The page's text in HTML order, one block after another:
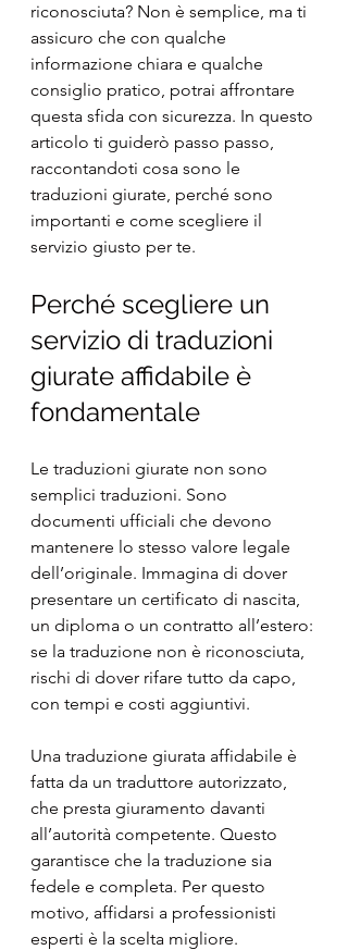
riconosciuta? Non è semplice, ma ti
assicuro che con qualche
informazione chiara e qualche
consiglio pratico, potrai affrontare
questa sfida con sicurezza. In questo
articolo ti guiderò passo passo,
raccontandoti cosa sono le
traduzioni giurate, perché sono
importanti e come scegliere il
servizio giusto per te.
Perché scegliere un
servizio di traduzioni
giurate affidabile è
fondamentale
Le traduzioni giurate non sono
semplici traduzioni. Sono
documenti ufficiali che devono
mantenere lo stesso valore legale
dell’originale. Immagina di dover
presentare un certificato di nascita,
un diploma o un contratto all’estero:
se la traduzione non è riconosciuta,
rischi di dover rifare tutto da capo,
con tempi e costi aggiuntivi.
Una traduzione giurata affidabile è
fatta da un traduttore autorizzato,
che presta giuramento davanti
all’autorità competente. Questo
garantisce che la traduzione sia
fedele e completa. Per questo
motivo, affidarsi a professionisti
esperti è la scelta migliore.